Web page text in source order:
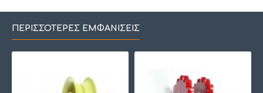
ΠΕΡΙΣΣΌΤΕΡΕΣ ΕΜΦΑΝΊΣΕΙΣ